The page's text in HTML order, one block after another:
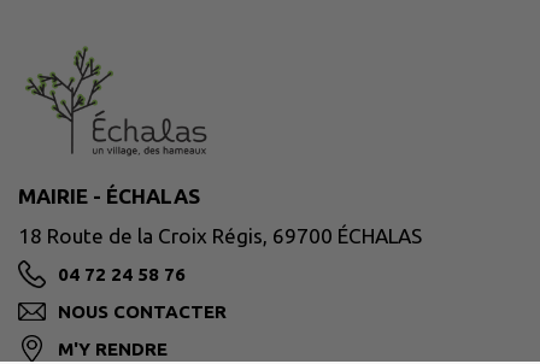
MAIRIE - ÉCHALAS
18 Route de la Croix Régis, 69700 ÉCHALAS
04 72 24 58 76
NOUS CONTACTER
M'Y RENDRE